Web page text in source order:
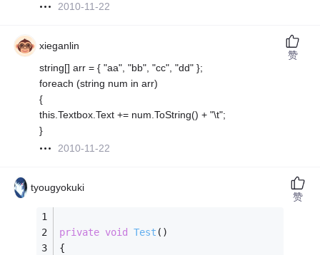
2010-11-22
xieganlin
string[] arr = { "aa", "bb", "cc", "dd" };
foreach (string num in arr)
{
this.Textbox.Text += num.ToString() + "\t";
}
2010-11-22
赞
tyougyokuki
private void Test ()
{
赞